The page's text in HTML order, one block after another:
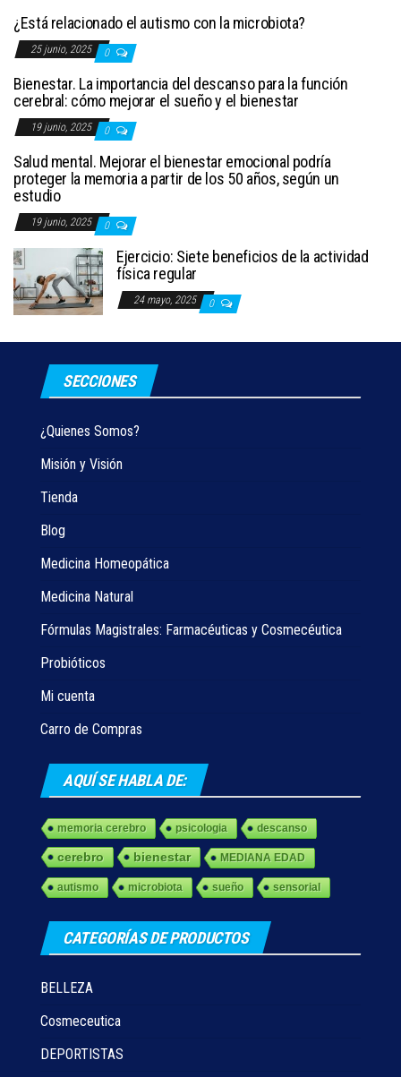
¿Está relacionado el autismo con la microbiota?
25 junio, 2025 0
Bienestar. La importancia del descanso para la función
cerebral: cómo mejorar el sueño y el bienestar
19 junio, 2025 0
Salud mental. Mejorar el bienestar emocional podría
proteger la memoria a partir de los 50 años, según un
estudio
19 junio, 2025 0
Ejercicio: Siete beneficios de la actividad
física regular
24 mayo, 2025 0
SECCIONES
¿Quienes Somos?
Misión y Visión
Tienda
Blog
Medicina Homeopática
Medicina Natural
Fórmulas Magistrales: Farmacéuticas y Cosmecéutica
Probióticos
Mi cuenta
Carro de Compras
AQUÍ SE HABLA DE:
memoria cerebro psicologia descanso
cerebro bienestar MEDIANA EDAD
autismo microbiota sueño sensorial
CATEGORÍAS DE PRODUCTOS
BELLEZA
Cosmeceutica
DEPORTISTAS